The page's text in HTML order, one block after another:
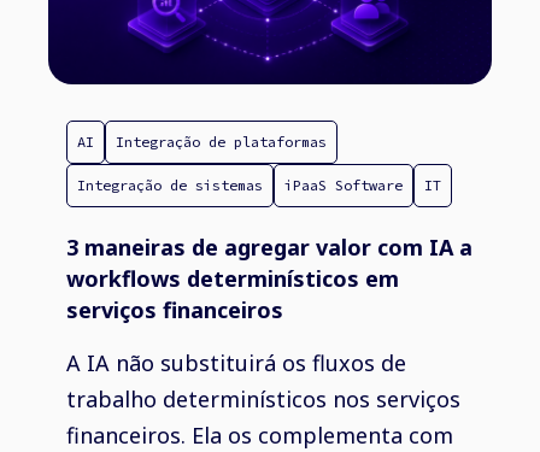
AI Integração de plataformas
Integração de sistemas iPaaS Software IT
3 maneiras de agregar valor com IA a
workflows determinísticos em
serviços financeiros
A IA não substituirá os fluxos de
trabalho determinísticos nos serviços
financeiros. Ela os complementa com